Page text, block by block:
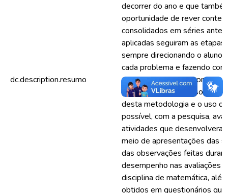
dc.description.resumo
decorrer do ano e que
oportunidade de rever
consolidados em séries
aplicadas seguiram as
sempre direcionando o aluno
cada problema e fazendo
desenvolvesse seu
orientação do professor.
desta metodologia e o uso
possível, com a pesquisa,
atividades que
meio de apresentações das
das observações feitas
desempenho nas avaliações
disciplina de matemática,
obtidos em questionários